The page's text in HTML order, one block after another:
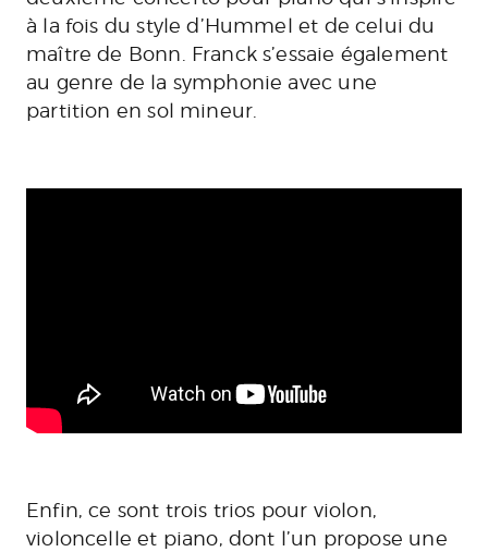
à la fois du style d’Hummel et de celui du
maître de Bonn. Franck s’essaie également
au genre de la symphonie avec une
partition en sol mineur.
Enfin, ce sont trois trios pour violon,
violoncelle et piano, dont l’un propose une